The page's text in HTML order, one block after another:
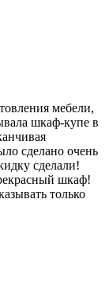
мебели,
шкаф-купе в
сделано очень
сделали!
шкаф!
только